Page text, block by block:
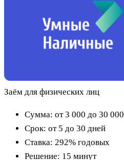
Заём для физических лиц
Сумма: от 3 000 до 30 000
Срок: от 5 до 30 дней
Ставка: 292% годовых
Решение: 15 минут